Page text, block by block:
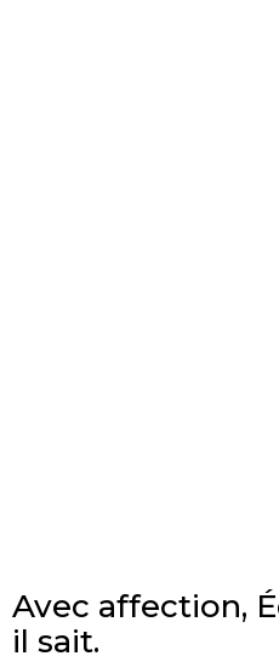
Avec affection,
il sait.